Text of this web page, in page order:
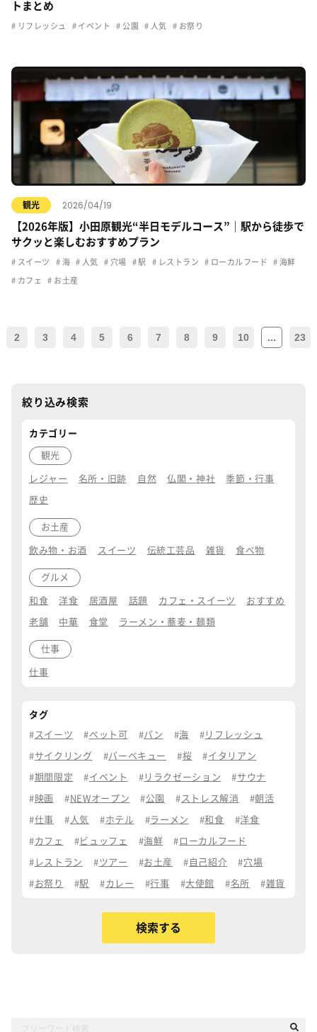
トまとめ
リフレッシュ イベント 公園 人気 お祭り
観光 2026/04/19
【2026年版】小田原観光“半日モデルコース”｜駅から徒歩で
サクッと楽しむおすすめプラン
スイーツ 海 人気 穴場 駅 レストラン ローカルフード 海鮮
カフェ お土産
2 3 4 5 6 7 8 9 10 ... 23
絞り込み検索
カテゴリー
観光
レジャー 名所・旧跡 自然 仏閣・神社 季節・行事
歴史
お土産
飲み物・お酒 スイーツ 伝統工芸品 雑貨 食べ物
グルメ
和食 洋食 居酒屋 話題 カフェ・スイーツ おすすめ
老舗 中華 食堂 ラーメン・蕎麦・麺類
仕事
仕事
タグ
スイーツ ペット可 パン 海 リフレッシュ
サイクリング バーベキュー 桜 イタリアン
期間限定 イベント リラクゼーション サウナ
映画 NEWオープン 公園 ストレス解消 朝活
仕事 人気 ホテル ラーメン 和食 洋食
カフェ ビュッフェ 海鮮 ローカルフード
レストラン ツアー お土産 自己紹介 穴場
お祭り 駅 カレー 行事 大使館 名所 雑貨